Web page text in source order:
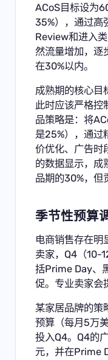
ACoS目标设为
35%），通过高
Review和进入
然流量增加，逐
在30%以内。
成熟期的核心目
此时应该严格控
品策略是：将
是25%），通过
价优化、广告时
的数据显示，成
品期的30%，但
季节性预算
电商销售存在明
卖家，Q4（10-
括Prime Day、
促。专业卖家会
某家居品牌的策
预算（每月5万
投入Q4。Q4的
元，并在Prime